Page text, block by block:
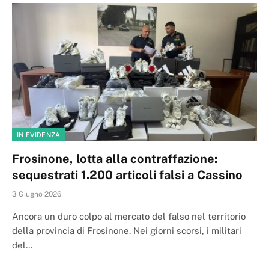
IN EVIDENZA
Frosinone, lotta alla contraffazione:
sequestrati 1.200 articoli falsi a Cassino
3 Giugno 2026
Ancora un duro colpo al mercato del falso nel territorio
della provincia di Frosinone. Nei giorni scorsi, i militari
del…